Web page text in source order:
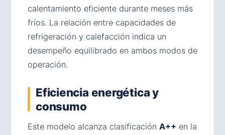
calentamiento eficiente durante meses más
fríos. La relación entre capacidades de
refrigeración y calefacción indica un
desempeño equilibrado en ambos modos de
operación.
Eficiencia energética y
consumo
Este modelo alcanza clasificación A++ en la